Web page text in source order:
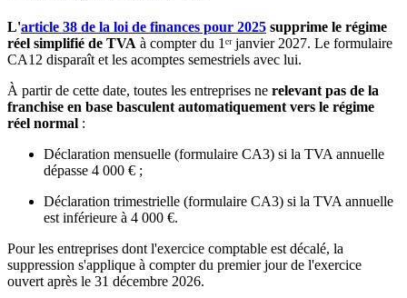
L'article 38 de la loi de finances pour 2025 supprime le régime
réel simplifié de TVA à compter du 1ᵉʳ janvier 2027. Le formulaire
CA12 disparaît et les acomptes semestriels avec lui.
À partir de cette date, toutes les entreprises ne relevant pas de la
franchise en base basculent automatiquement vers le régime
réel normal :
Déclaration mensuelle (formulaire CA3) si la TVA annuelle
dépasse 4 000 € ;
Déclaration trimestrielle (formulaire CA3) si la TVA annuelle
est inférieure à 4 000 €.
Pour les entreprises dont l'exercice comptable est décalé, la
suppression s'applique à compter du premier jour de l'exercice
ouvert après le 31 décembre 2026.